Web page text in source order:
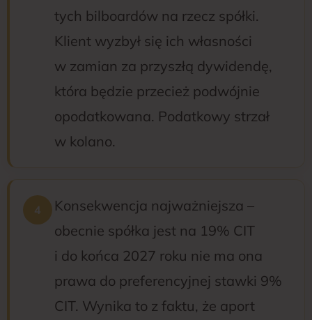
tych bilboardów na rzecz spółki.
Klient wyzbył się ich własności
w zamian za przyszłą dywidendę,
która będzie przecież podwójnie
opodatkowana. Podatkowy strzał
w kolano.
Konsekwencja najważniejsza –
obecnie spółka jest na 19% CIT
i do końca 2027 roku nie ma ona
prawa do preferencyjnej stawki 9%
CIT. Wynika to z faktu, że aport